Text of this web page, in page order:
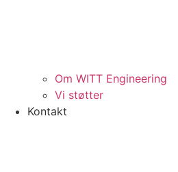
Om WITT Engineering
Vi støtter
Kontakt